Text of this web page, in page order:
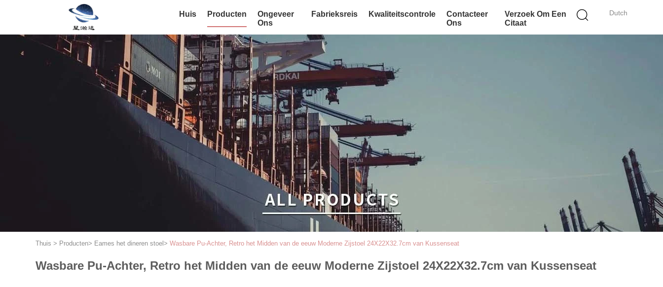
Dutch
Huis Producten
Ongeveer
Ons
Fabrieksreis Kwaliteitscontrole
Contacteer
Ons
Verzoek Om Een
Citaat
Thuis > Producten> Eames het dineren stoel > Wasbare Pu-Achter, Retro het Midden van de eeuw Moderne Zijstoel 24X22X32.7cm van Kussenseat
Wasbare Pu-Achter, Retro het Midden van de eeuw Moderne Zijstoel 24X22X32.7cm van Kussenseat